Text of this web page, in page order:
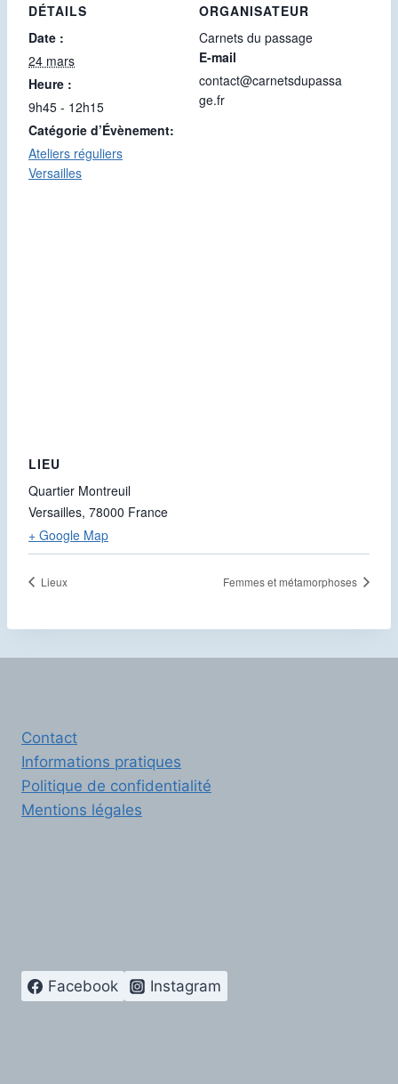
DÉTAILS
Date :
24 mars
Heure :
9h45 - 12h15
Catégorie d’Évènement:
Ateliers réguliers
Versailles
ORGANISATEUR
Carnets du passage
E-mail
contact@carnetsdupassa
ge.fr
LIEU
Quartier Montreuil
Versailles, 78000 France
+ Google Map
Lieux Femmes et métamorphoses
Contact
Informations pratiques
Politique de confidentialité
Mentions légales
Facebook Instagram